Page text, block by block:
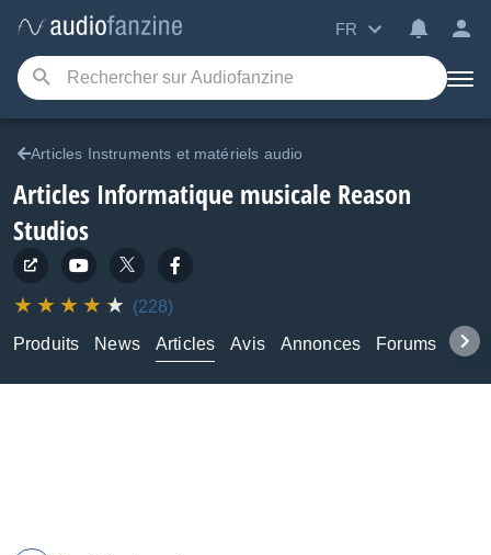
FR
Articles Instruments et matériels audio
Articles Informatique musicale Reason
Studios
(228)
Produits
News Articles Avis Annonces Forums